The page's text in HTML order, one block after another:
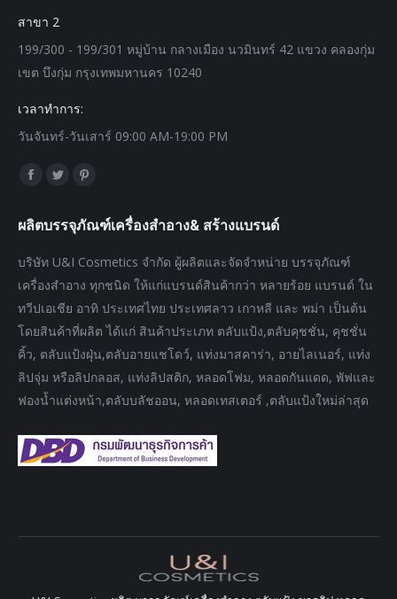
สาขา 2
199/300 - 199/301 หมู่บ้าน กลางเมือง นวมินทร์ 42 แขวง คลองกุ่ม
เขต บึงกุ่ม กรุงเทพมหานคร 10240
เวลาทำการ:
วันจันทร์-วันเสาร์ 09:00 AM-19:00 PM
Find us on:
Facebook
opens
in
new
window
Twitter
opens
new
window
Pinterest
opens
window
ผลิตบรรจุภัณฑ์เครื่องสำอาง& สร้างแบรนด์
บริษัท U&I Cosmetics จำกัด ผู้ผลิตและจัดจำหน่าย บรรจุภัณฑ์
เครื่องสำอาง ทุกชนิด ให้แก่แบรนด์สินค้ากว่า หลายร้อย แบรนด์ ใน
ทวีปเอเชีย อาทิ ประเทศไทย ประเทศลาว เกาหลี และ พม่า เป็นต้น
โดยสินค้าที่ผลิต ได้แก่ สินค้าประเภท ตลับแป้ง,ตลับคุชชั่น, คุชชั่น
คิ้ว, ตลับแป้งฝุ่น,ตลับอายแชโดว์, แท่งมาสคาร่า, อายไลเนอร์, แท่ง
ลิปจุ่ม หรือลิปกลอส, แท่งลิปสติก, หลอดโฟม, หลอดกันแดด, พัฟและ
ฟองน้ำแต่งหน้า,ตลับบลัชออน, หลอดเทสเตอร์ ,ตลับแป้งใหม่ล่าสุด